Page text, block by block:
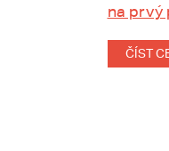
na prvý
ČÍST